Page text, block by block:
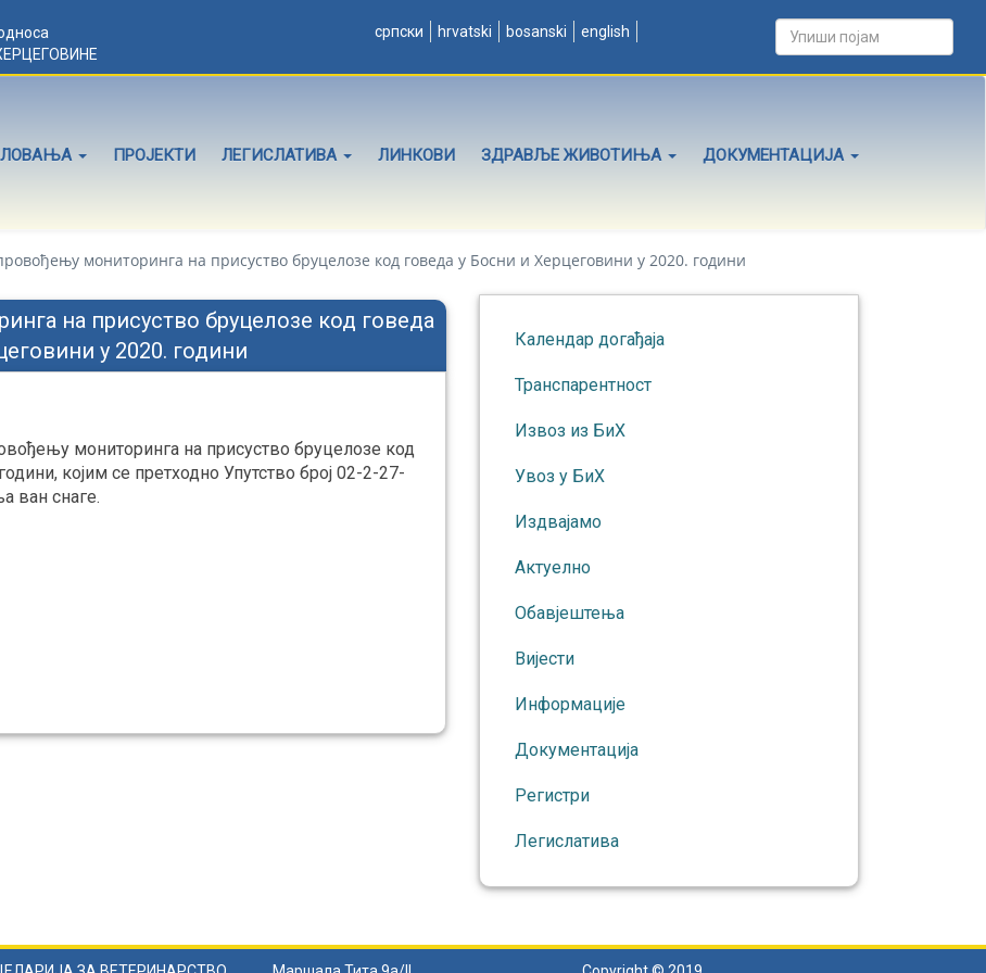
српски hrvatski bosanski english
ПРОЈЕКТИ ЛЕГИСЛАТИВА ЛИНКОВИ ЗДРАВЉЕ ЖИВОТИЊА ДОКУМЕНТАЦИЈА
мониторинга на присуство бруцелозе код говеда у Босни и Херцеговини у 2020. години
на присуство бруцелозе код говеда
у 2020. години
мониторинга на присуство бруцелозе код
којим се претходно Упутство број 02-2-27-
ван снаге.
Календар догађаја
Транспарентност
Извоз из БиХ
Увоз у БиХ
Издвајамо
Актуелно
Обавјештења
Вијести
Информације
Документација
Регистри
Легислатива